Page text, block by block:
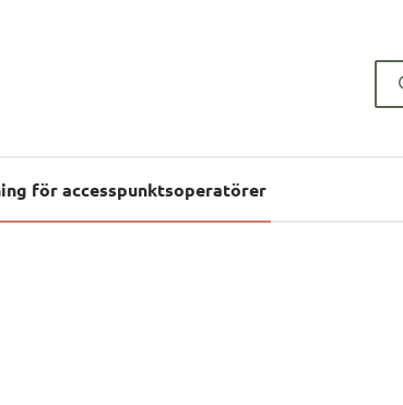
för accesspunktsoperatörer